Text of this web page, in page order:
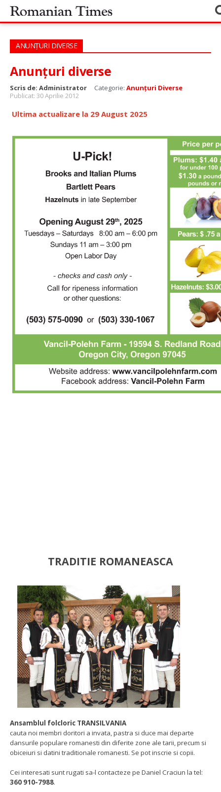
ANUNȚURI DIVERSE
Anunțuri diverse
Scris de: Administrator Categorie: Anunțuri Diverse
Publicat: 30 Aprilie 2012
Ultima actualizare la 29 August 2025
TRADITIE ROMANEASCA
Ansamblul folcloric TRANSILVANIA
cauta noi membri doritori a invata, pastra si duce mai departe
dansurile populare romanesti din diferite zone ale tarii, precum si
obiceiuri si datini traditionale romanesti. Se pot inscrie si copii.
Cei interesati sunt rugati sa-l contacteze pe Daniel Craciun la tel:
360 910-7988.